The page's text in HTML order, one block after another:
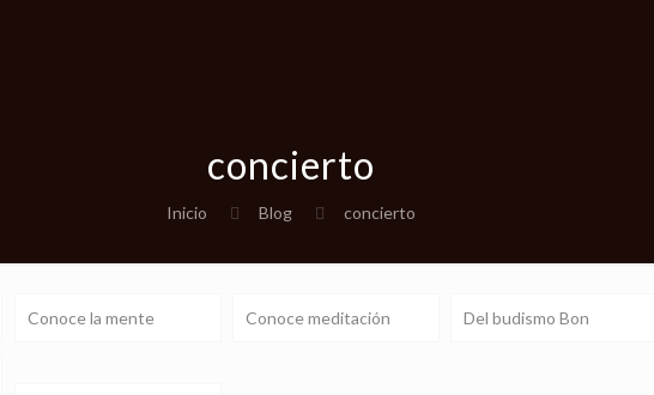
concierto
Inicio Blog concierto
Conoce la mente Conoce meditación Del budismo Bon